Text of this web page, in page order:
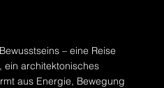
– eine Reise
architektonisches
aus Energie, Bewegung